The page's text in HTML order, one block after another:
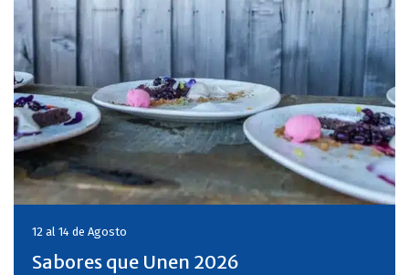
12 al 14 de Agosto
Sabores que Unen 2026